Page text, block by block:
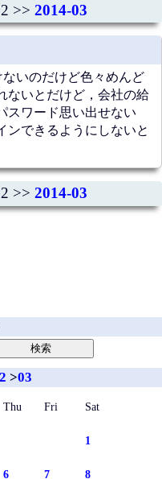
>> 2014-03
いのだけど色々めんど
ないとだけど，会社の給
スワード思い出せない
ンできるようにしないと
>> 2014-03
>03
Thu Fri Sat
1
6 7 8